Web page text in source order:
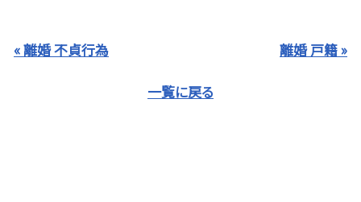
« 離婚 不貞行為 離婚 戸籍 »
一覧に戻る